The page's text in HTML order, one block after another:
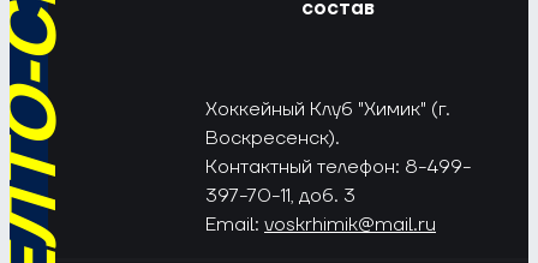
состав
Хоккейный Клуб "Химик" (г.
Воскресенск).
Контактный телефон: 8-499-
397-70-11, доб. 3
Email: voskrhimik@mail.ru